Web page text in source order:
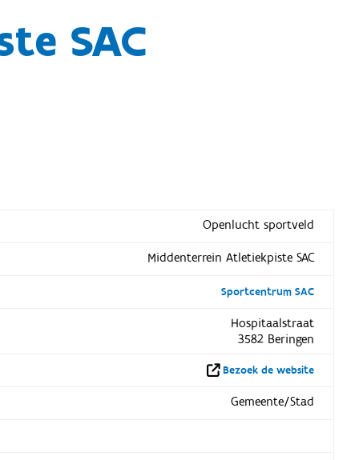
SAC
Openlucht sportveld
Middenterrein Atletiekpiste SAC
Sportcentrum SAC
Hospitaalstraat
3582 Beringen
Bezoek de website
Gemeente/Stad